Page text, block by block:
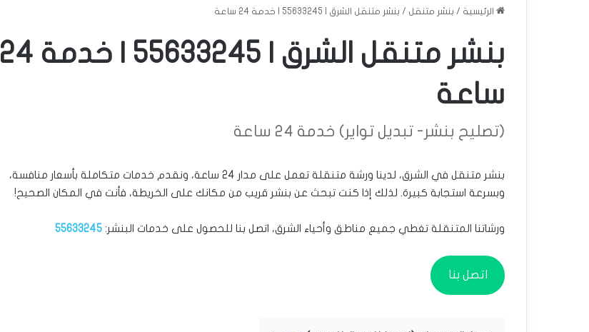
الرئيسية / بنشر متنقل / بنشر متنقل الشرق | 55633245 | خدمة 24 ساعة
بنشر متنقل الشرق | 55633245 | خدمة 24
ساعة
(تصليح بنشر- تبديل تواير) خدمة 24 ساعة
بنشر متنقل في الشرق، لدينا ورشة متنقلة تعمل على مدار 24 ساعة، ونقدم خدمات متكاملة بأسعار منافسة،
وبسرعة استجابة كبيرة. لذلك إذا كنت تبحث عن بنشر قريب من مكانك على الخريطة، فأنت في المكان الصحيح!
ورشاتنا المتنقلة تغطي جميع مناطق وأحياء الشرق، اتصل بنا للحصول على خدمات البنشر: 55633245
اتصل بنا